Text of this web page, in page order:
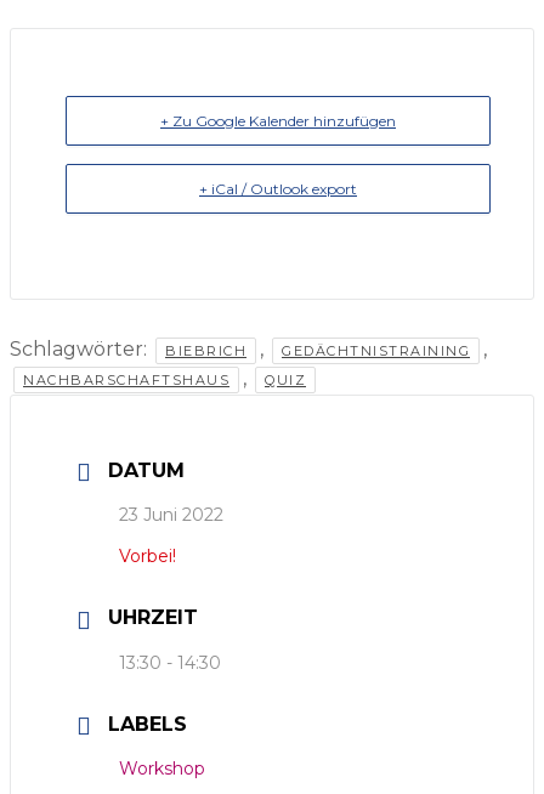
+ Zu Google Kalender hinzufügen
+ iCal / Outlook export
Schlagwörter: BIEBRICH , GEDÄCHTNISTRAINING ,
NACHBARSCHAFTSHAUS , QUIZ
DATUM
23 Juni 2022
Vorbei!
UHRZEIT
13:30 - 14:30
LABELS
Workshop